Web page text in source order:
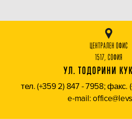
ЦЕНТРАЛЕН ОФИС
1517, СОФИЯ
УЛ. ТОДОРИНИ
тел. (+359 2) 847 - 7958; факс.
e-mail: